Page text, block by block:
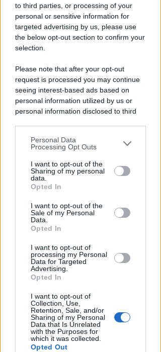
to third parties, or processing of your
personal or sensitive information for
targeted advertising by us, please use
the below opt-out section to confirm your
selection.
Please note that after your opt-out
request is processed you may continue
seeing interest-based ads based on
personal information utilized by us or
personal information disclosed to third
You may separately opt-out of the further
disclosure of your personal information
by third parties on the IAB’s list of
downstream participants.
by us to third parties on the IAB’s List of
Downstream Participants that may
further disclose it to other third parties.
Personal Data
Processing Opt Outs
I want to opt-out of the
Sharing of my personal
data.
Opted In
I want to opt-out of the
Sale of my Personal
Data.
Opted In
I want to opt-out of
processing my Personal
Data for Targeted
Advertising.
Opted In
I want to opt-out of
Collection, Use,
Retention, Sale, and/or
Sharing of my Personal
Data that Is Unrelated
with the Purposes for
which it was collected.
Opted Out
BOLOGNESE E NON SOLO
Controlli nelle colonie
abbandonate: due denunce per
invasione arbitraria
LUNEDÌ 10 AGOSTO
Processo alla Repubblica
Italiana: ha mantenuto le sue
promesse?
Redazione